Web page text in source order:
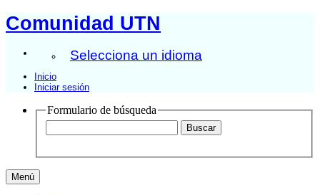
Comunidad UTN
Selecciona un idioma
Inicio
Iniciar sesión
Formulario de búsqueda
Menú